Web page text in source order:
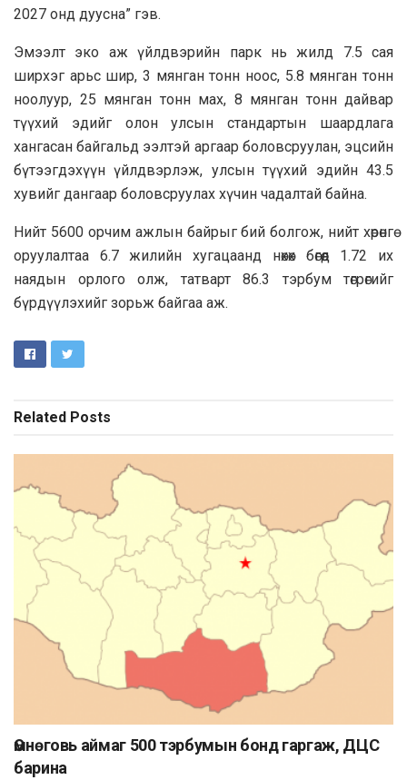
2027 онд дуусна” гэв.
Эмээлт эко аж үйлдвэрийн парк нь жилд 7.5 сая
ширхэг арьс шир, 3 мянган тонн ноос, 5.8 мянган тонн
ноолуур, 25 мянган тонн мах, 8 мянган тонн дайвар
түүхий эдийг олон улсын стандартын шаардлага
хангасан байгальд ээлтэй аргаар боловсруулан, эцсийн
бүтээгдэхүүн үйлдвэрлэж, улсын түүхий эдийн 43.5
хувийг дангаар боловсруулах хүчин чадалтай байна.
Нийт 5600 орчим ажлын байрыг бий болгож, нийт хөрөнгө
оруулалтаа 6.7 жилийн хугацаанд нөхөх бөгөөд 1.72 их
наядын орлого олж, татварт 86.3 тэрбум төгрөгийг
бүрдүүлэхийг зорьж байгаа аж.
Related Posts
Өмнөговь аймаг 500 тэрбумын бонд гаргаж, ДЦС
барина